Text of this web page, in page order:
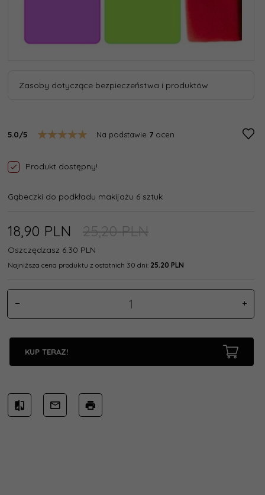
Zasoby dotyczące bezpieczeństwa i produktów
5.0/5 Na podstawie 7 ocen
Produkt dostępny!
Gąbeczki do podkładu makijażu 6 sztuk
18,90 PLN 25,20 PLN
Oszczędzasz 6.30 PLN
Najniższa cena produktu z ostatnich 30 dni: 25.20 PLN
KUP TERAZ!